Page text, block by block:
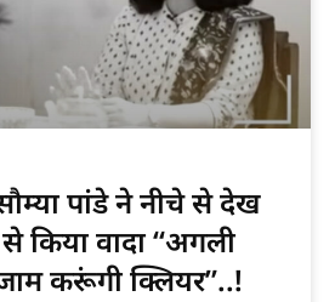
पांडे ने नीचे से देख
किया वादा “अगली
करूंगी क्लियर”..!